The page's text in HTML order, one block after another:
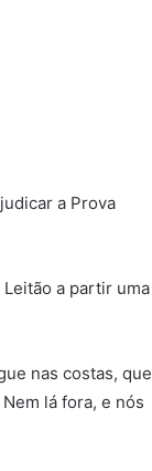
a Prova
a partir uma
nas costas, que
lá fora, e nós